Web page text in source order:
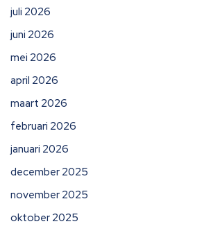
juli 2026
juni 2026
mei 2026
april 2026
maart 2026
februari 2026
januari 2026
december 2025
november 2025
oktober 2025